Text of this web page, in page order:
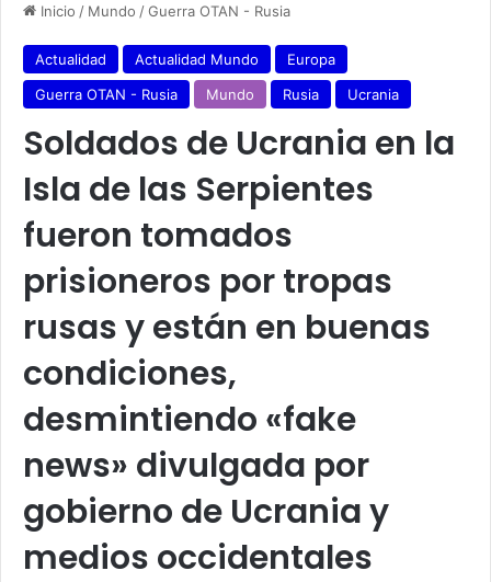
Inicio / Mundo /Guerra OTAN - Rusia
Actualidad Actualidad Mundo
Europa
Guerra OTAN - Rusia
Mundo Rusia Ucrania
Soldados de Ucrania en la
Isla de las Serpientes
fueron tomados
prisioneros por tropas
rusas y están en buenas
condiciones,
desmintiendo «fake
news» divulgada por
gobierno de Ucrania y
medios occidentales